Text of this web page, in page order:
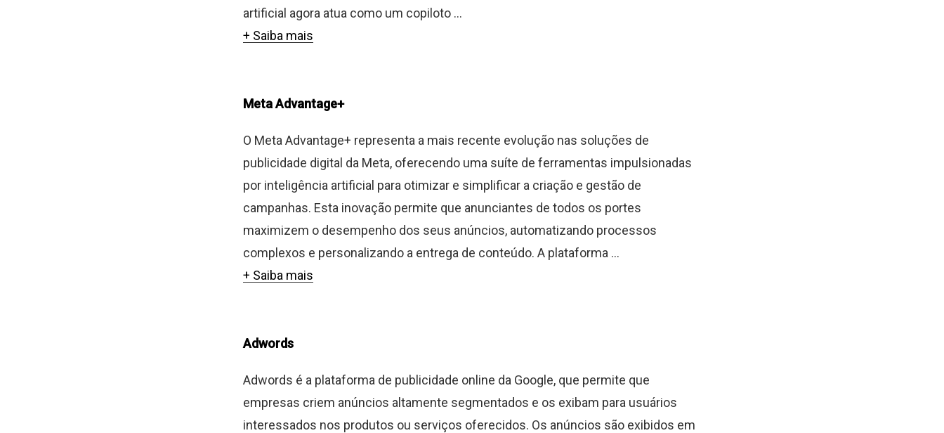
artificial agora atua como um copiloto ...
+ Saiba mais
Meta Advantage+
O Meta Advantage+ representa a mais recente evolução nas soluções de
publicidade digital da Meta, oferecendo uma suíte de ferramentas impulsionadas
por inteligência artificial para otimizar e simplificar a criação e gestão de
campanhas. Esta inovação permite que anunciantes de todos os portes
maximizem o desempenho dos seus anúncios, automatizando processos
complexos e personalizando a entrega de conteúdo. A plataforma ...
+ Saiba mais
Adwords
Adwords é a plataforma de publicidade online da Google, que permite que
empresas criem anúncios altamente segmentados e os exibam para usuários
interessados nos produtos ou serviços oferecidos. Os anúncios são exibidos em